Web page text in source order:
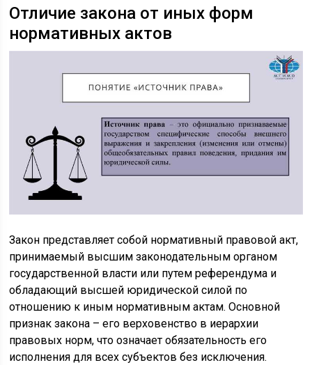
Отличие закона от иных форм
нормативных актов
Закон представляет собой нормативный правовой акт,
принимаемый высшим законодательным органом
государственной власти или путем референдума и
обладающий высшей юридической силой по
отношению к иным нормативным актам. Основной
признак закона – его верховенство в иерархии
правовых норм, что означает обязательность его
исполнения для всех субъектов без исключения.